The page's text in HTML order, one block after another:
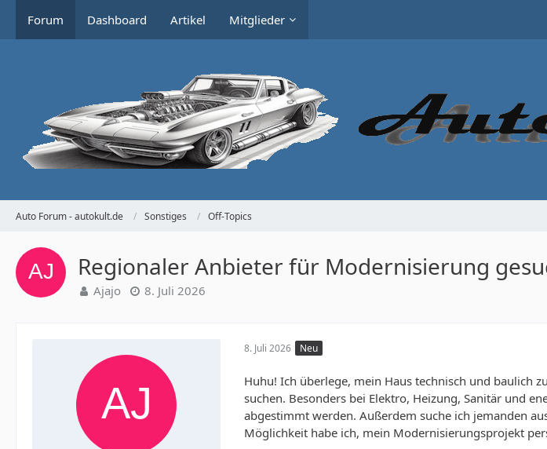
Forum Dashboard Artikel Mitglieder
Auto Forum - autokult.de Sonstiges Off-Topics
Regionaler Anbieter für Modernisierung
Ajajo 8. Juli 2026
8. Juli 2026 Neu
Huhu! Ich überlege, mein Haus technisch und baulich
suchen. Besonders bei Elektro, Heizung, Sanitär und
abgestimmt werden. Außerdem suche ich jemanden
Möglichkeit habe ich, mein Modernisierungsprojekt